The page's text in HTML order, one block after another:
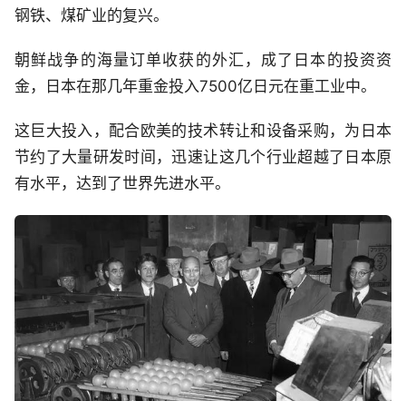
钢铁、煤矿业的复兴。
朝鲜战争的海量订单收获的外汇，成了日本的投资资
金，日本在那几年重金投入7500亿日元在重工业中。
这巨大投入，配合欧美的技术转让和设备采购，为日本
节约了大量研发时间，迅速让这几个行业超越了日本原
有水平，达到了世界先进水平。